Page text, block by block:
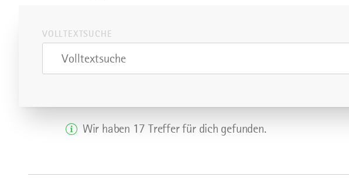
VOLLTEXTSUCHE
Volltextsuche
Wir haben 17 Treffer für dich gefunden.